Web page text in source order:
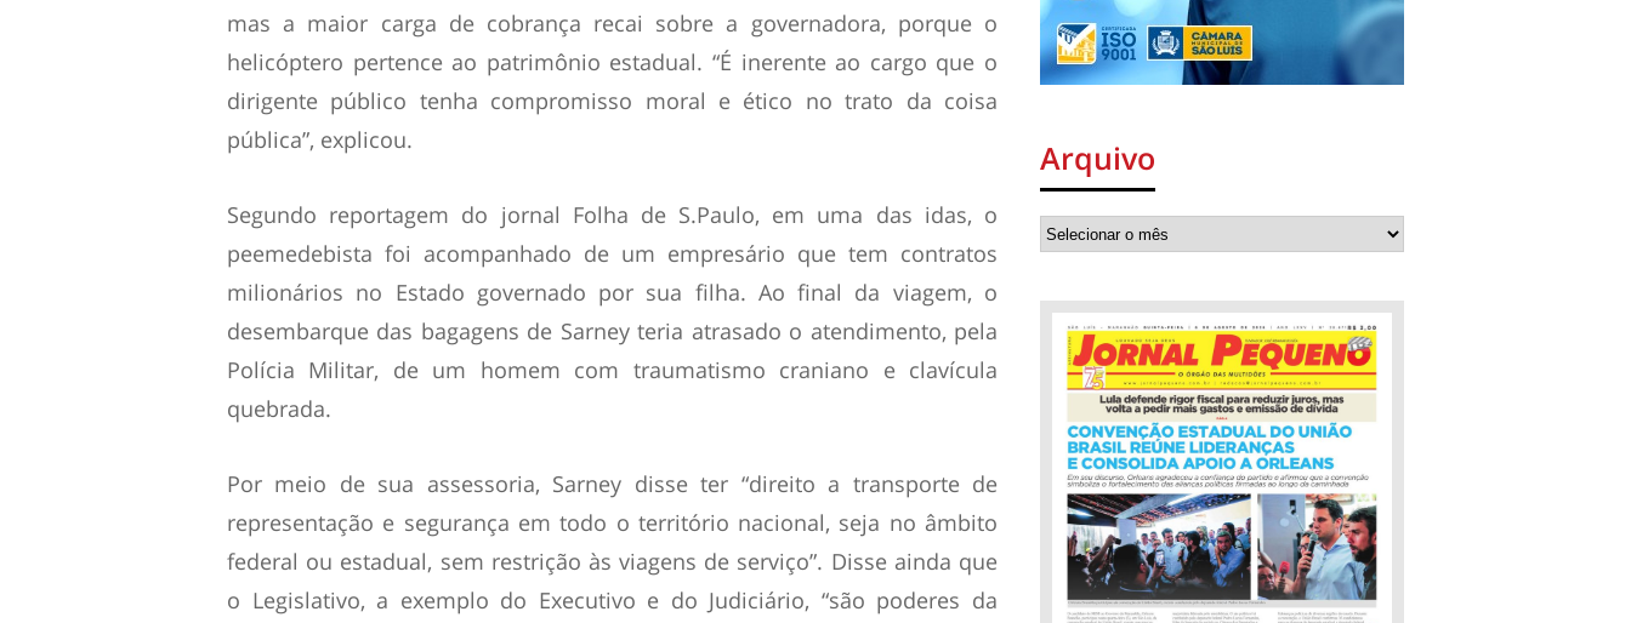
mas a maior carga de cobrança recai sobre a governadora, porque o
helicóptero pertence ao patrimônio estadual. “É inerente ao cargo que o
dirigente público tenha compromisso moral e ético no trato da coisa
pública”, explicou.
Segundo reportagem do jornal Folha de S.Paulo, em uma das idas, o
peemedebista foi acompanhado de um empresário que tem contratos
milionários no Estado governado por sua filha. Ao final da viagem, o
desembarque das bagagens de Sarney teria atrasado o atendimento, pela
Polícia Militar, de um homem com traumatismo craniano e clavícula
quebrada.
Por meio de sua assessoria, Sarney disse ter “direito a transporte de
representação e segurança em todo o território nacional, seja no âmbito
federal ou estadual, sem restrição às viagens de serviço”. Disse ainda que
o Legislativo, a exemplo do Executivo e do Judiciário, “são poderes da
Arquivo